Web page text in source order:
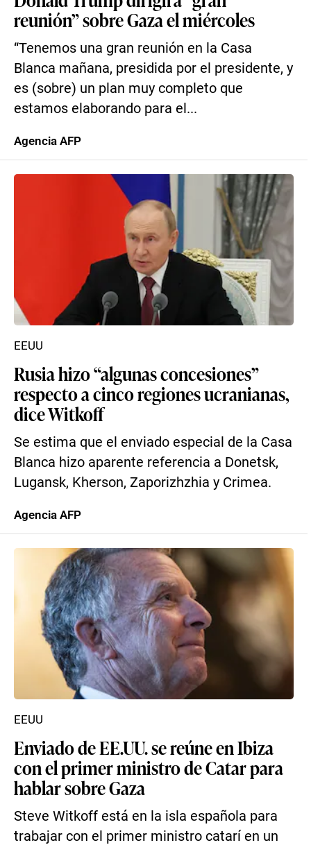
reunión” sobre Gaza el miércoles
“Tenemos una gran reunión en la Casa
Blanca mañana, presidida por el presidente, y
es (sobre) un plan muy completo que
estamos elaborando para el...
Agencia AFP
Rusia hizo “algunas concesiones”
respecto a cinco regiones ucranianas,
dice Witkoff
Se estima que el enviado especial de la Casa
Blanca hizo aparente referencia a Donetsk,
Lugansk, Kherson, Zaporizhzhia y Crimea.
EEUU
Agencia AFP
Enviado de EE.UU. se reúne en Ibiza
con el primer ministro de Catar para
hablar sobre Gaza
Steve Witkoff está en la isla española para
trabajar con el primer ministro catarí en un
EEUU